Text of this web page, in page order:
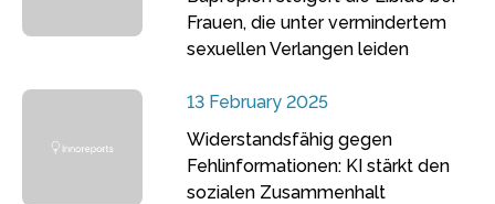
Frauen, die unter vermindertem
sexuellen Verlangen leiden
13 February 2025
Widerstandsfähig gegen
Fehlinformationen: KI stärkt den
sozialen Zusammenhalt